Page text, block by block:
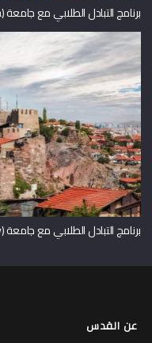
برنامج التبادل الطلابي مع جامعة (University of Malaga) في اسبانيا
برنامج التبادل الطلابي مع جامعة (Ankara University) في تركيا
عن القدس